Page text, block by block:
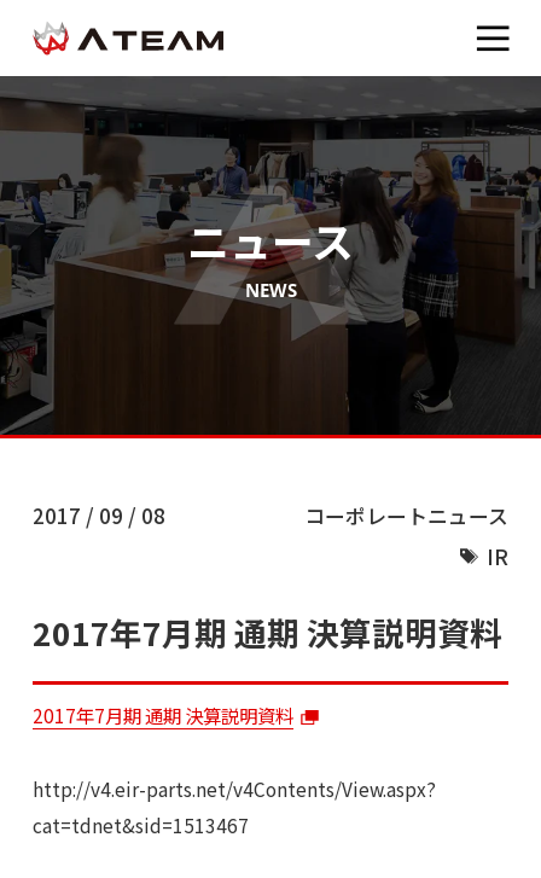
ニュース
NEWS
2017 / 09 / 08
コーポレートニュース
IR
2017年7月期 通期 決算説明資料
2017年7月期 通期 決算説明資料
http://v4.eir-parts.net/v4Contents/View.aspx?
cat=tdnet&sid=1513467